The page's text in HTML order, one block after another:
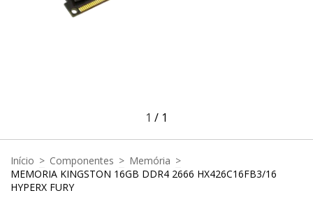
1 / 1
Início > Componentes > Memória >
MEMORIA KINGSTON 16GB DDR4 2666 HX426C16FB3/16
HYPERX FURY